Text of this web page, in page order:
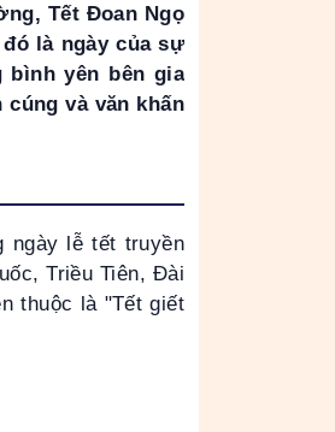
Tết Đoan Ngọ
là ngày của sự
bình yên bên gia
cúng và văn khấn
ngày lễ tết truyền
Triều Tiên, Đài
thuộc là "Tết giết